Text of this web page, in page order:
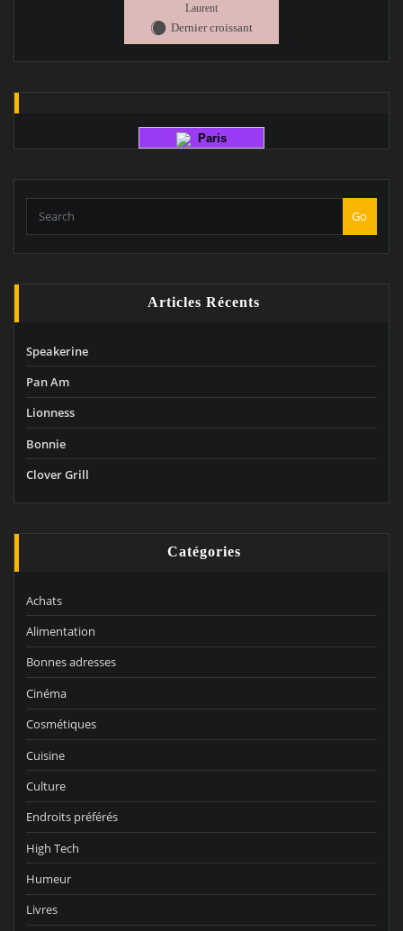
Laurent
Y Dernier croissant
Paris
Go
Articles Récents
Speakerine
Pan Am
Lionness
Bonnie
Clover Grill
Catégories
Achats
Alimentation
Bonnes adresses
Cinéma
Cosmétiques
Cuisine
Culture
Endroits préférés
High Tech
Humeur
Livres